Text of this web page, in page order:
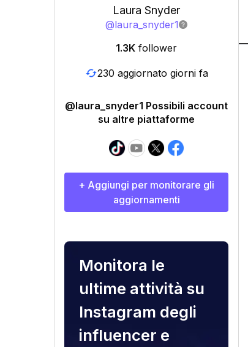
Laura Snyder
@laura_snyder1
1.3K follower
230 aggiornato giorni fa
@laura_snyder1 Possibili account
su altre piattaforme
+ Aggiungi per monitorare gli
aggiornamenti
Monitora le
ultime attività su
Instagram degli
influencer e